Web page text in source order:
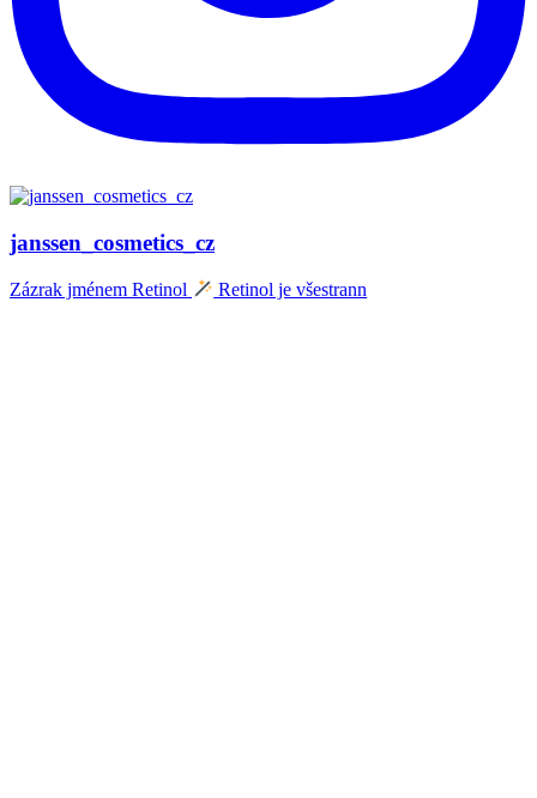
janssen_cosmetics_cz
Zázrak jménem Retinol Retinol je všestrann